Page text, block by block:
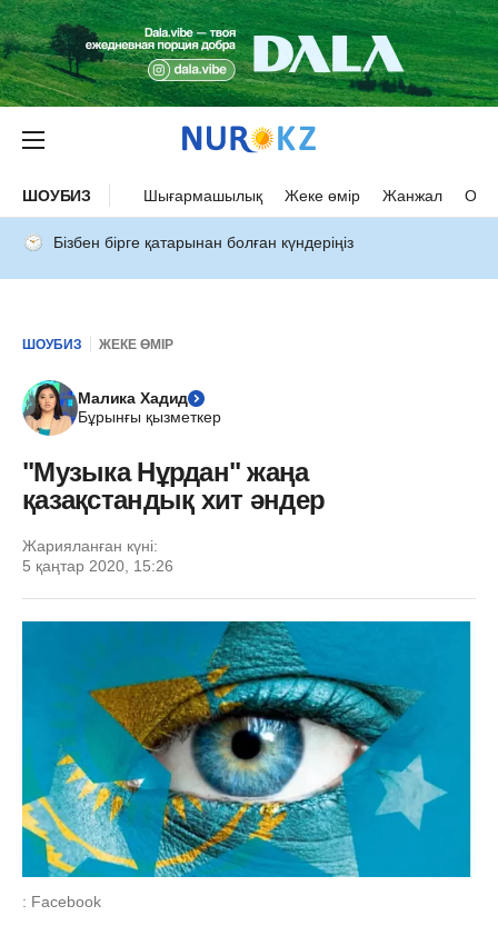
ШОУБИЗ Шығармашылық Жеке өмір Жанжал
Бізбен бірге қатарынан болған күндеріңіз
ШОУБИЗ ЖЕКЕ ӨМІР
Малика Хадид
Бұрынғы қызметкер
"Музыка Нұрдан" жаңа
қазақстандық хит әндер
Жарияланған күні:
5 қаңтар 2020, 15:26
: Facebook